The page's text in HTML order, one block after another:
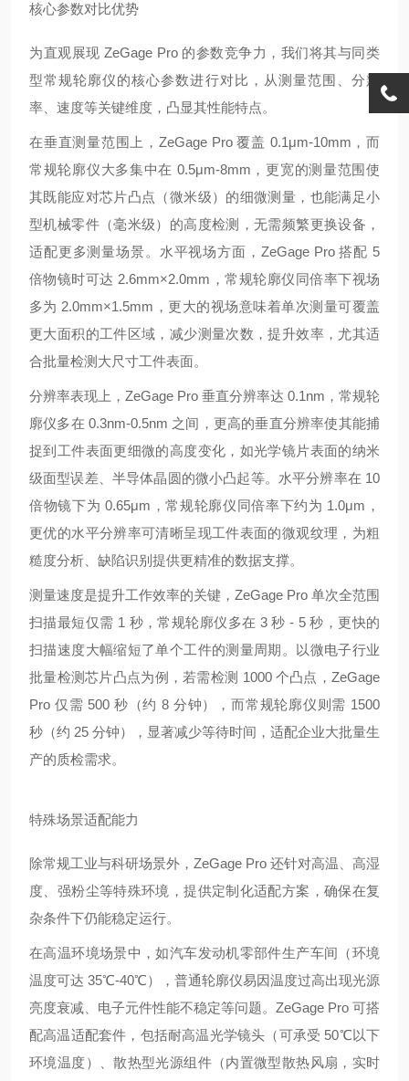
核心参数对比优势
为直观展现 ZeGage Pro 的参数竞争力，我们将其与同类
型常规轮廓仪的核心参数进行对比，从测量范围、分辨
率、速度等关键维度，凸显其性能特点。
在垂直测量范围上，ZeGage Pro 覆盖 0.1μm-10mm，而
常规轮廓仪大多集中在 0.5μm-8mm，更宽的测量范围使
其既能应对芯片凸点（微米级）的细微测量，也能满足小
型机械零件（毫米级）的高度检测，无需频繁更换设备，
适配更多测量场景。水平视场方面，ZeGage Pro 搭配 5
倍物镜时可达 2.6mm×2.0mm，常规轮廓仪同倍率下视场
多为 2.0mm×1.5mm，更大的视场意味着单次测量可覆盖
更大面积的工件区域，减少测量次数，提升效率，尤其适
合批量检测大尺寸工件表面。
分辨率表现上，ZeGage Pro 垂直分辨率达 0.1nm，常规轮
廓仪多在 0.3nm-0.5nm 之间，更高的垂直分辨率使其能捕
捉到工件表面更细微的高度变化，如光学镜片表面的纳米
级面型误差、半导体晶圆的微小凸起等。水平分辨率在 10
倍物镜下为 0.65μm，常规轮廓仪同倍率下约为 1.0μm，
更优的水平分辨率可清晰呈现工件表面的微观纹理，为粗
糙度分析、缺陷识别提供更精准的数据支撑。
测量速度是提升工作效率的关键，ZeGage Pro 单次全范围
扫描最短仅需 1 秒，常规轮廓仪多在 3 秒 - 5 秒，更快的
扫描速度大幅缩短了单个工件的测量周期。以微电子行业
批量检测芯片凸点为例，若需检测 1000 个凸点，ZeGage
Pro 仅需 500 秒（约 8 分钟），而常规轮廓仪则需 1500
秒（约 25 分钟），显著减少等待时间，适配企业大批量生
产的质检需求。
特殊场景适配能力
除常规工业与科研场景外，ZeGage Pro 还针对高温、高湿
度、强粉尘等特殊环境，提供定制化适配方案，确保在复
杂条件下仍能稳定运行。
在高温环境场景中，如汽车发动机零部件生产车间（环境
温度可达 35℃-40℃），普通轮廓仪易因温度过高出现光源
亮度衰减、电子元件性能不稳定等问题。ZeGage Pro 可搭
配高温适配套件，包括耐高温光学镜头（可承受 50℃以下
环境温度）、散热型光源组件（内置微型散热风扇，实时